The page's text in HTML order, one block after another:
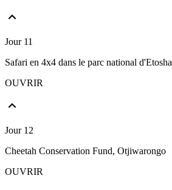
Jour 11
Safari en 4x4 dans le parc national d'Etosha
OUVRIR
Jour 12
Cheetah Conservation Fund, Otjiwarongo
OUVRIR